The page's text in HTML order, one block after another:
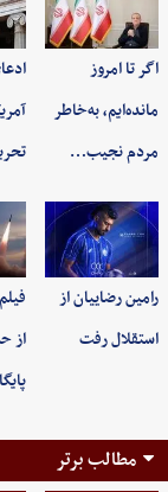
اگر تا امروز
مانده‌ایم، به‌خاطر
مردم نجیب…
رامین رضاییان از
استقلال رفت
از
مطالب برتر